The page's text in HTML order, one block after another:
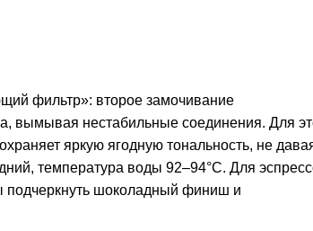
фильтр»: второе замочивание
вымывая нестабильные соединения. Для
яркую ягодную тональность, не
температура воды 92–94°C. Для
подчеркнуть шоколадный финиш и